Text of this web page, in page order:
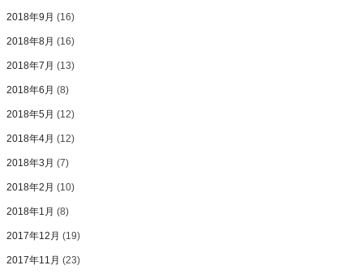
2018年9月 (16)
2018年8月 (16)
2018年7月 (13)
2018年6月 (8)
2018年5月 (12)
2018年4月 (12)
2018年3月 (7)
2018年2月 (10)
2018年1月 (8)
2017年12月 (19)
2017年11月 (23)